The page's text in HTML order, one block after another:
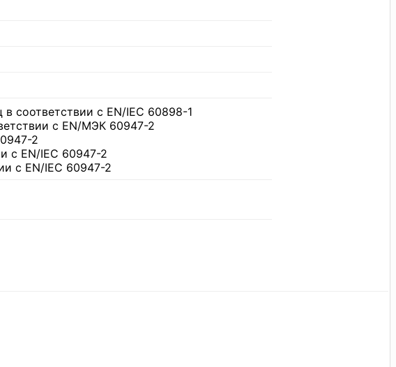
соответствии с EN/IEC 60898-1
с EN/МЭК 60947-2
2
с EN/IEC 60947-2
с EN/IEC 60947-2